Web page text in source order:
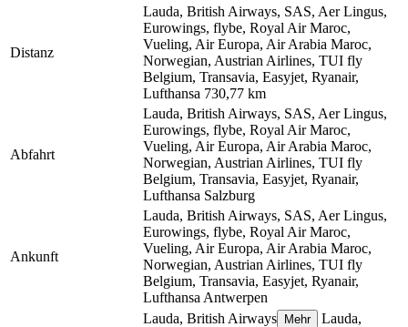
Distanz
Lauda, British Airways, SAS, Aer Lingus,
Eurowings, flybe, Royal Air Maroc,
Vueling, Air Europa, Air Arabia Maroc,
Norwegian, Austrian Airlines, TUI fly
Belgium, Transavia, Easyjet, Ryanair,
Lufthansa 730,77 km
Abfahrt
Lauda, British Airways, SAS, Aer Lingus,
Eurowings, flybe, Royal Air Maroc,
Vueling, Air Europa, Air Arabia Maroc,
Norwegian, Austrian Airlines, TUI fly
Belgium, Transavia, Easyjet, Ryanair,
Lufthansa Salzburg
Ankunft
Lauda, British Airways, SAS, Aer Lingus,
Eurowings, flybe, Royal Air Maroc,
Vueling, Air Europa, Air Arabia Maroc,
Norwegian, Austrian Airlines, TUI fly
Belgium, Transavia, Easyjet, Ryanair,
Lufthansa Antwerpen
Lauda, British Airways Mehr
Lauda,